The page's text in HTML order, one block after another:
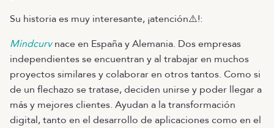
Su historia es muy interesante, ¡atención⚠️!:
Mindcurvnace en España y Alemania. Dos empresas
independientes se encuentran y al trabajar en muchos
proyectos similares y colaborar en otros tantos. Como si
de un flechazo se tratase, deciden unirse y poder llegar a
más y mejores clientes. Ayudan a la transformación
digital, tanto en el desarrollo de aplicaciones como en el